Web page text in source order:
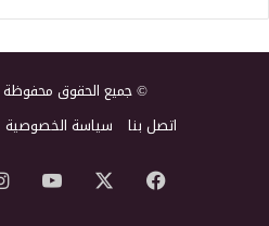
© جميع الحقوق محفوظة
اتصل بنا سياسة الخصوصية
فيسبوك